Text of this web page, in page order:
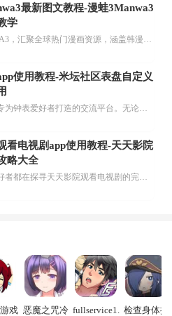
最新图文教程-漫蛙3Manwa3
学
漫蛙MANWA3，汇聚全球热门漫画资源，涵盖韩漫、欧美漫画、国漫等多种类型，题材丰富多样，全方位满足用户阅读喜好。它不仅是阅读平台，更是创作平台，为广大用户打造零门槛创作环境。...
使用教程-米坛社区表盘自定义
米坛社区是专为钟表爱好者打造的交流平台。无论你是初涉钟表领域的普通爱好者，还是拥有多年收藏经验的资深玩家，都能在此找到属于自己的天地。 无需注册，就能轻松参与其中。通过专业的讨论论坛与丰富的交互功能，你可与世界各地的钟表爱好者畅快交流。若你钟情于钟表，米坛社区无疑是值得一试的理想之选。在这里，你能获取最新的手表资讯，交流见解，提升鉴赏品味，让每一块手表都成为收藏故事中重要的一部分。感兴趣的朋友，不要错过下载机会。...
看电视剧app使用教程-天天影院
略大全
不少影视爱好者都在探寻天天影院观看电视剧的完整方法，结合最新平台使用规则，本篇新手入门攻略全面讲解观看渠道、检索流程、播放设置以及画面模式调整等实用内容。全文适配手机、电脑等主流设备，步骤简洁易懂，无论是初次使用的新手，还是想要优化观影体验的用户，都能参照内容快速上手，熟练掌握平台各项操作技巧，轻松畅享影视内容。...
戏 恶魔之咒冷 fullservice1.
检查身体捕